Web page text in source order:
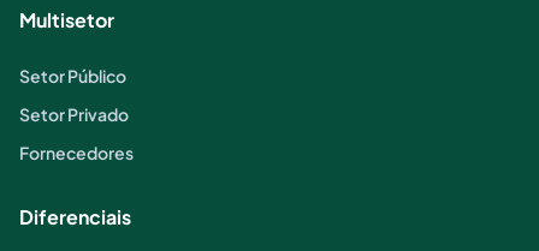
Multisetor
Setor Público
Setor Privado
Fornecedores
Diferenciais